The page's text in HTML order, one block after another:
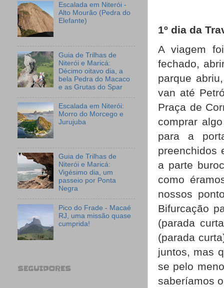
1º dia da
A viagem
fechado,
parque
van até
Praça de
comprar
para a
preenchidos
a parte
como
nossos
Bifurcação
(parada
(parada
juntos, mas
se pelo
saberíamos
Escalada em Niterói -
Alto Mourão (Pedra do
Elefante)
Guia de Trilhas de
Niterói e Maricá:
Décimo oitavo dia, a
bela Pedra do Macaco
e as Grutas do Spar
Escalada em Niterói:
Morro do Morcego e
Jurujuba
Guia de Trilhas de
Niterói e Maricá:
Vigésimo dia, um
passeio por Ponta
Negra
Pico do Frade - Macaé
RJ, uma missão quase
cumprida!
SEGUIDORES